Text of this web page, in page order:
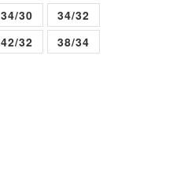
34/30
34/32
42/32 38/34